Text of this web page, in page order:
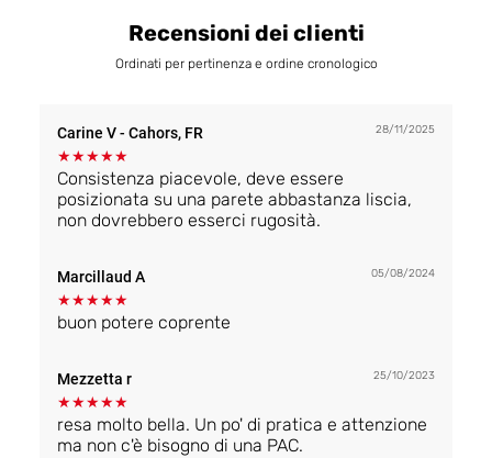
Recensioni dei clienti
Ordinati per pertinenza e ordine cronologico
Carine V- Cahors, FR 28/11/2025
★★★★★
Consistenza piacevole, deve essere
posizionata su una parete abbastanza liscia,
non dovrebbero esserci rugosità.
Marcillaud A 05/08/2024
★★★★★
buon potere coprente
Mezzetta r 25/10/2023
★★★★★
resa molto bella. Un po' di pratica e attenzione
ma non c'è bisogno di una PAC.